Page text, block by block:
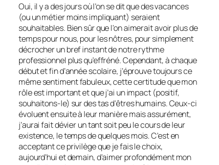
Oui, il y a des jours où l’on se dit que des vacances
(ou un métier moins impliquant) seraient
souhaitables. Bien sûr que l’on aimerait avoir plus de
temps pour nous, pour les nôtres, pour simplement
décrocher un bref instant de notre rythme
professionnel plus qu’effréné. Cependant, à chaque
début et fin d’année scolaire, j’éprouve toujours ce
même sentiment fabuleux, cette certitude que mon
rôle est important et que j’ai un impact (positif,
souhaitons-le) sur des tas d’êtres humains. Ceux-ci
évoluent ensuite à leur manière mais assurément,
j’aurai fait dévier un tant soit peu le cours de leur
existence, le temps de quelques mois. C’est en
acceptant ce privilège que je fais le choix,
aujourd’hui et demain, d’aimer profondément mon